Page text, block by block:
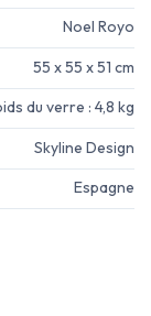
Noel Royo
55 x 55 x 51 cm
du verre : 4,8 kg
Skyline Design
Espagne